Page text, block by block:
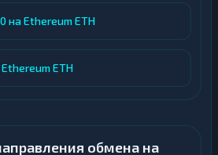
на Ethereum ETH
ETH
обмена на